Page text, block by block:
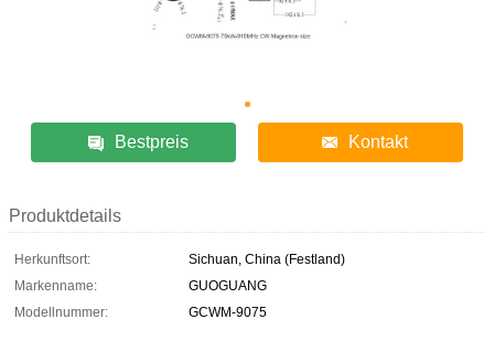
Bestpreis Kontakt
Produktdetails
Herkunftsort:
Sichuan, China (Festland)
Markenname:
GUOGUANG
Modellnummer:
GCWM-9075